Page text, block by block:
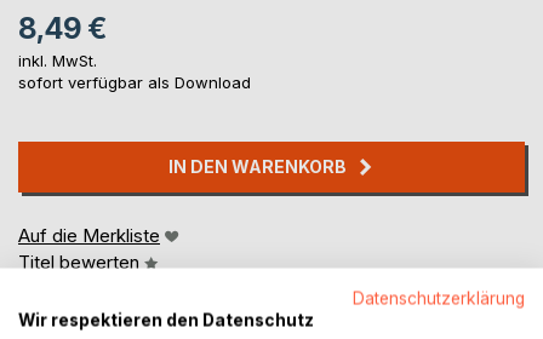
8,49 €
inkl. MwSt.
sofort verfügbar als Download
IN DEN WARENKORB
Auf die Merkliste
Titel bewerten
Datenschutzerklärung
Wir respektieren den Datenschutz